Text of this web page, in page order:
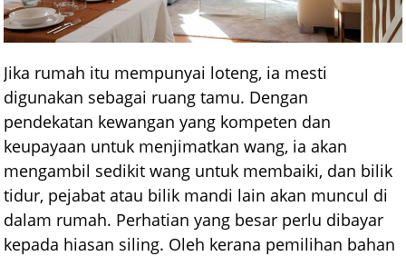
Jika rumah itu mempunyai loteng, ia mesti
digunakan sebagai ruang tamu. Dengan
pendekatan kewangan yang kompeten dan
keupayaan untuk menjimatkan wang, ia akan
mengambil sedikit wang untuk membaiki, dan bilik
tidur, pejabat atau bilik mandi lain akan muncul di
dalam rumah. Perhatian yang besar perlu dibayar
kepada hiasan siling. Oleh kerana pemilihan bahan